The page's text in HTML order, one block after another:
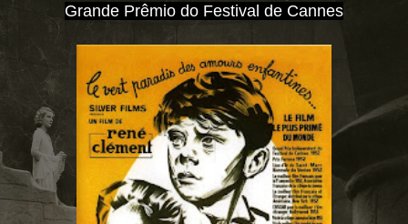
Grande Prêmio do Festival de Cannes